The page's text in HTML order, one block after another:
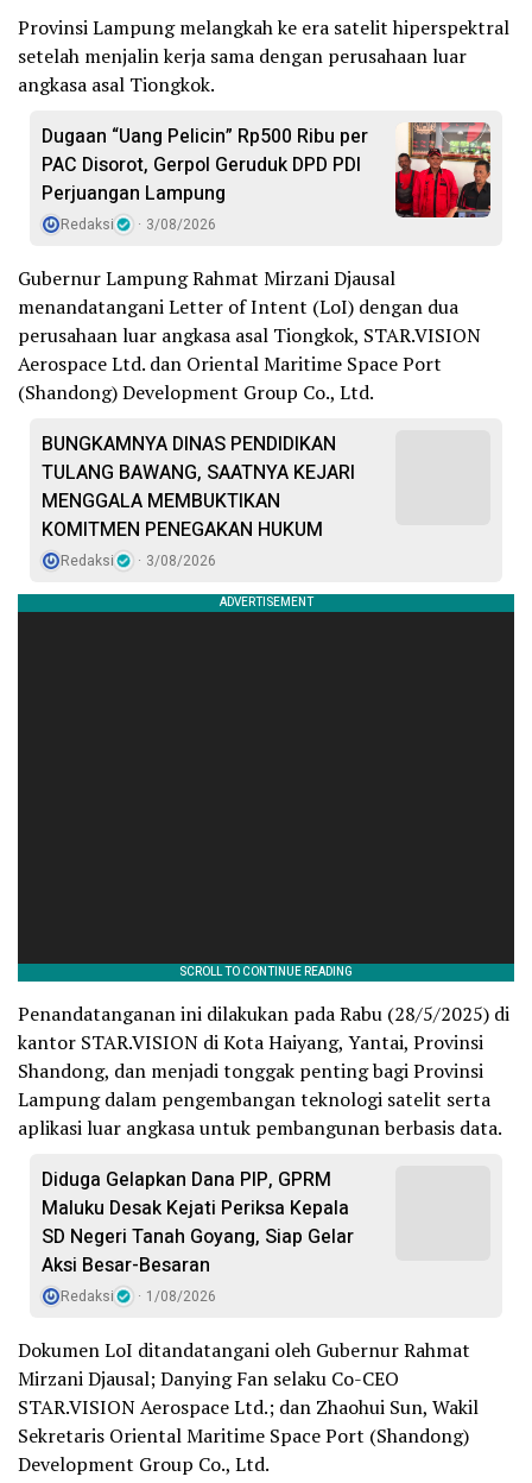
Provinsi Lampung melangkah ke era satelit hiperspektral
setelah menjalin kerja sama dengan perusahaan luar
angkasa asal Tiongkok.
Dugaan “Uang Pelicin” Rp500 Ribu per
PAC Disorot, Gerpol Geruduk DPD PDI
Perjuangan Lampung
Redaksi 3/08/2026
Gubernur Lampung Rahmat Mirzani Djausal
menandatangani Letter of Intent (LoI) dengan dua
perusahaan luar angkasa asal Tiongkok, STAR.VISION
Aerospace Ltd. dan Oriental Maritime Space Port
(Shandong) Development Group Co., Ltd.
BUNGKAMNYA DINAS PENDIDIKAN
TULANG BAWANG, SAATNYA KEJARI
MENGGALA MEMBUKTIKAN
KOMITMEN PENEGAKAN HUKUM
Redaksi 3/08/2026
Penandatanganan ini dilakukan pada Rabu (28/5/2025) di
kantor STAR.VISION di Kota Haiyang, Yantai, Provinsi
Shandong, dan menjadi tonggak penting bagi Provinsi
Lampung dalam pengembangan teknologi satelit serta
aplikasi luar angkasa untuk pembangunan berbasis data.
Diduga Gelapkan Dana PIP, GPRM
Maluku Desak Kejati Periksa Kepala
SD Negeri Tanah Goyang, Siap Gelar
Aksi Besar-Besaran
Redaksi 1/08/2026
Dokumen LoI ditandatangani oleh Gubernur Rahmat
Mirzani Djausal; Danying Fan selaku Co-CEO
STAR.VISION Aerospace Ltd.; dan Zhaohui Sun, Wakil
Sekretaris Oriental Maritime Space Port (Shandong)
Development Group Co., Ltd.